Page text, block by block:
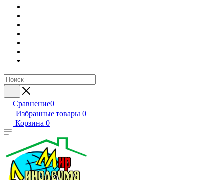
Сравнение0
Избранные товары 0
Корзина 0